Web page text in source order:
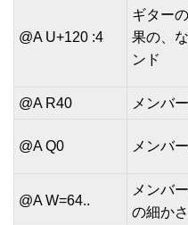
@A U+120 :4
ギター
果の、
ンド
@A R40 メンバ
@A Q0 メンバ
@A W=64..
メンバ
の細か